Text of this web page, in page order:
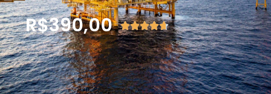
R$390,00